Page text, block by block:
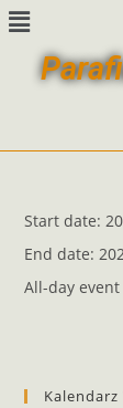
Start date:
End date:
All-day event